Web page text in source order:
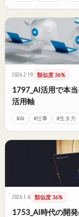
2026.2.19 類似度 36%
1797_AI活用で本
活用軸
#AI #仕事 #生き方
2026.1.6 類似度 36%
1753_AI時代の開